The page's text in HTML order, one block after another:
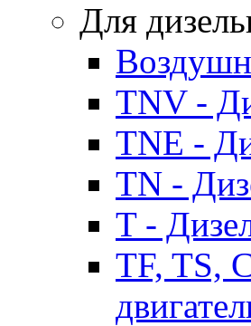
Для
TNV -
TNE -
TN -
T -
TF, TS,